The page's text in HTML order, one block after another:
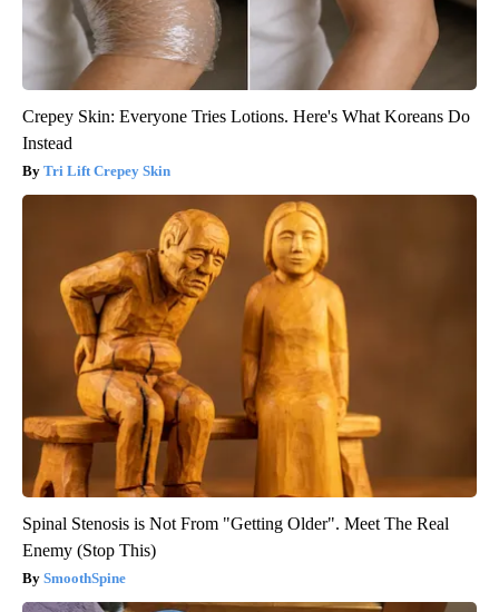
Crepey Skin: Everyone Tries Lotions. Here's What Koreans Do
Instead
Tri Lift Crepey Skin
Spinal Stenosis is Not From "Getting Older". Meet The Real
Enemy (Stop This)
SmoothSpine